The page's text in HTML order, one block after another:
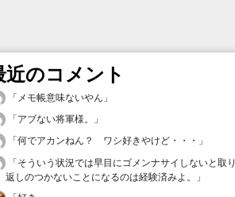
近のコメント
「 メモ帳意味ないやん 」
「アブない将軍様。
」
「何でアカンねん？ ワシ好きやけど・・・ 」
「そういう状況では早目にゴメンナサイしないと取り
返しのつかないことになるのは経験済みよ。
」